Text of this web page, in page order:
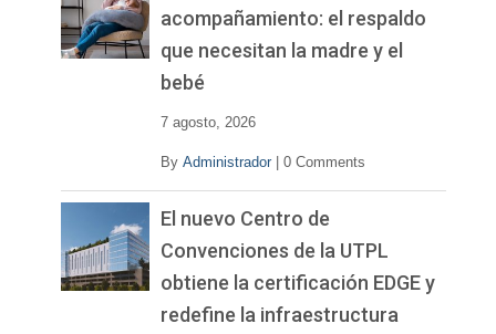
acompañamiento: el respaldo
que necesitan la madre y el
bebé
7 agosto, 2026
By Administrador 0 Comments
El nuevo Centro de
Convenciones de la UTPL
obtiene la certificación EDGE y
redefine la infraestructura